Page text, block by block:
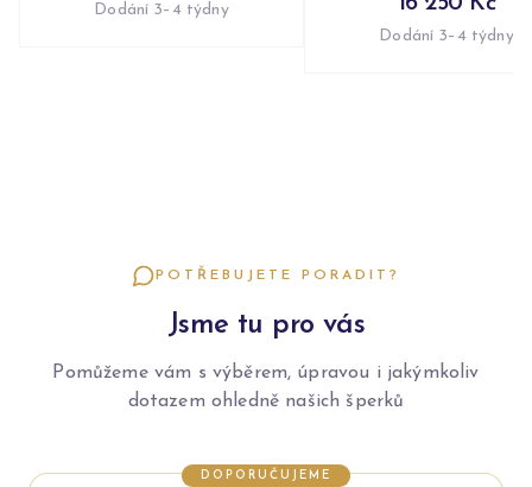
Dodání 3–4 týdny
Dodání 3–4 týdny
POTŘEBUJETE PORADIT?
Jsme tu pro vás
Pomůžeme vám s výběrem, úpravou i jakýmkoliv
dotazem ohledně našich šperků
DOPORUČUJEME